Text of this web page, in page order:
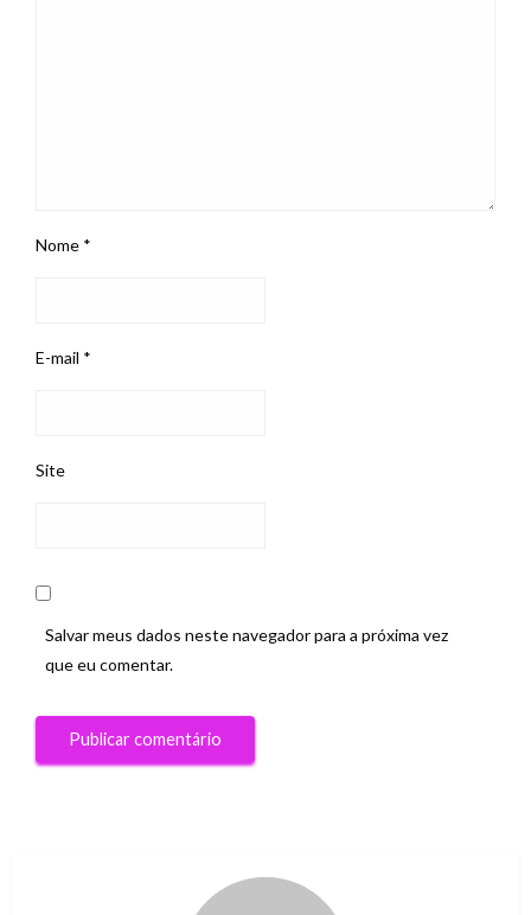
Nome *
E-mail *
Site
Salvar meus dados neste navegador para a próxima vez
que eu comentar.